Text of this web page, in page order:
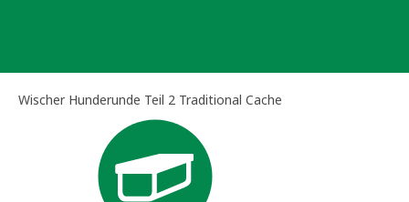
Wischer Hunderunde Teil 2 Traditional Cache